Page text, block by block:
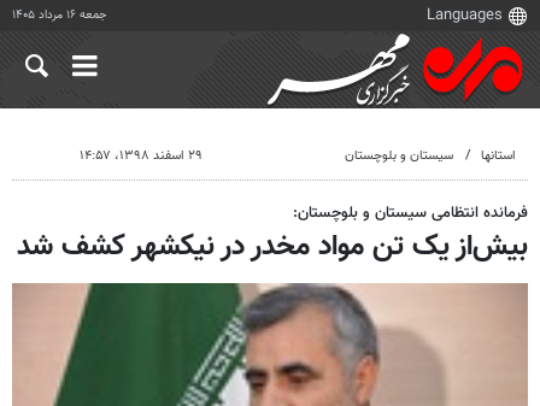
جمعه ۱۶ مرداد ۱۴۰۵
استانها سیستان و بلوچستان ۲۹ اسفند ۱۳۹۸، ۱۴:۵۷
فرمانده انتظامی سیستان و بلوچستان:
بیش‌از یک تن مواد مخدر در نیکشهر کشف شد